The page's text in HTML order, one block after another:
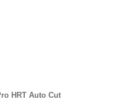
HRT Auto Cut